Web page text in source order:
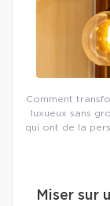
Comment
luxueux sans
qui ont de la
Miser sur